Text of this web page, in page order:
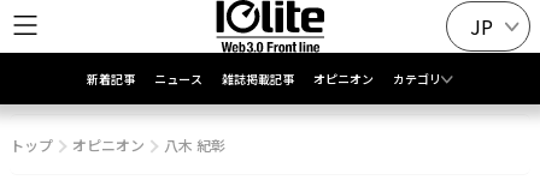
JP
新着記事 ニュース 雑誌掲載記事 オピニオン カテゴリ
トップ オピニオン 八木 紀彰